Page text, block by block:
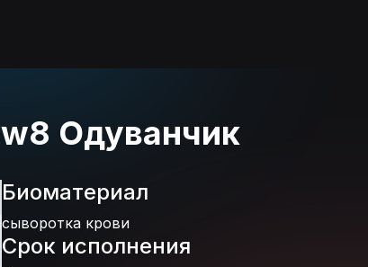
w8 Одуванчик
Биоматериал
сыворотка крови
Срок исполнения